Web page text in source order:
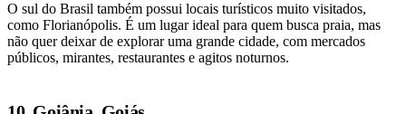
O sul do Brasil também possui locais turísticos muito visitados,
como Florianópolis. É um lugar ideal para quem busca praia, mas
não quer deixar de explorar uma grande cidade, com mercados
públicos, mirantes, restaurantes e agitos noturnos.